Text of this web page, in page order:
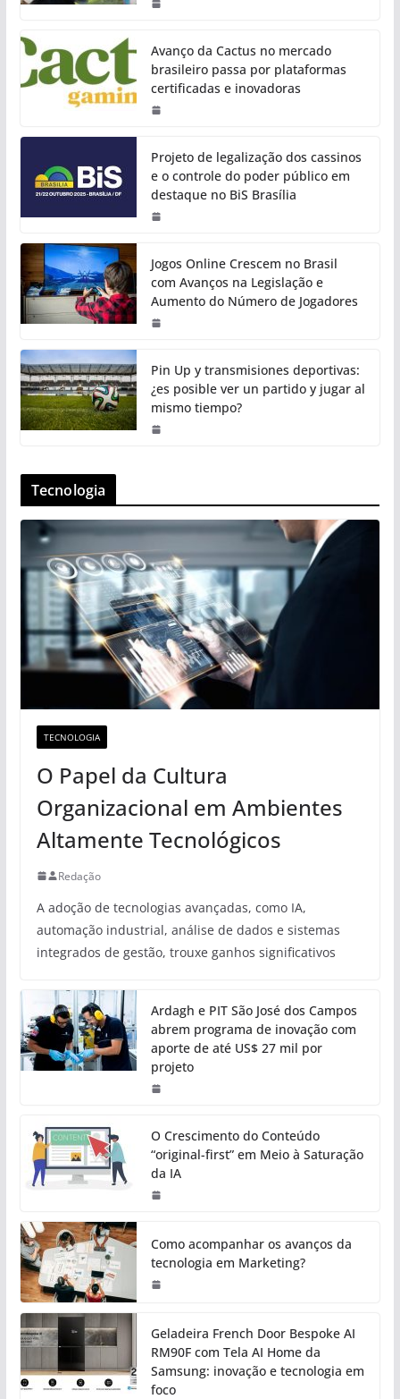
Avanço da Cactus no mercado
brasileiro passa por plataformas
certificadas e inovadoras
Projeto de legalização dos cassinos
e o controle do poder público em
destaque no BiS Brasília
Jogos Online Crescem no Brasil
com Avanços na Legislação e
Aumento do Número de Jogadores
Pin Up y transmisiones deportivas:
¿es posible ver un partido y jugar al
mismo tiempo?
Tecnologia
TECNOLOGIA
O Papel da Cultura
Organizacional em Ambientes
Altamente Tecnológicos
Redação
A adoção de tecnologias avançadas, como IA,
automação industrial, análise de dados e sistemas
integrados de gestão, trouxe ganhos significativos
Ardagh e PIT São José dos Campos
abrem programa de inovação com
aporte de até US$ 27 mil por
projeto
O Crescimento do Conteúdo
“original-first” em Meio à Saturação
da IA
Como acompanhar os avanços da
tecnologia em Marketing?
Geladeira French Door Bespoke AI
RM90F com Tela AI Home da
Samsung: inovação e tecnologia em
foco